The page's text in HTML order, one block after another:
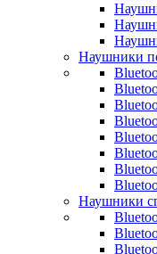
Наушники
Наушники